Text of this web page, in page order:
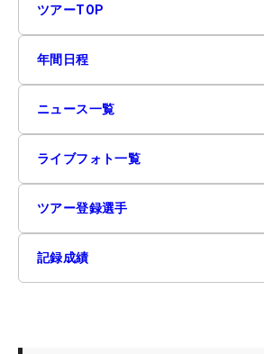
ツアーTOP
年間日程
ニュース一覧
ライブフォト一覧
ツアー登録選手
記録成績